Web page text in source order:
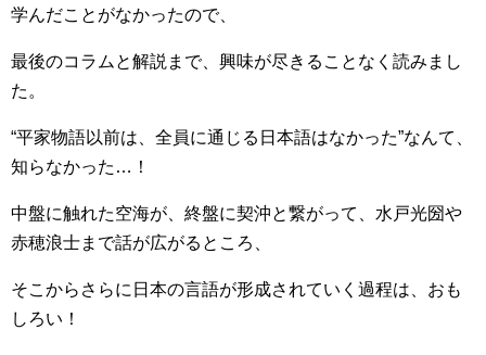
学んだことがなかったので、
最後のコラムと解説まで、興味が尽きることなく読みまし
た。
“平家物語以前は、全員に通じる日本語はなかった”なんて、
知らなかった…！
中盤に触れた空海が、終盤に契沖と繋がって、水戸光圀や
赤穂浪士まで話が広がるところ、
そこからさらに日本の言語が形成されていく過程は、おも
しろい！